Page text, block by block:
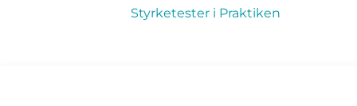
Styrketester i Praktiken